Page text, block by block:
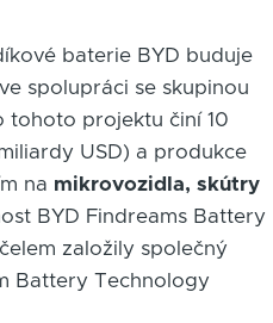
baterie BYD buduje
spolupráci se skupinou
tohoto projektu činí 10
USD) a produkce
na mikrovozidla, skútry
BYD Findreams Battery
založily společný
Battery Technology